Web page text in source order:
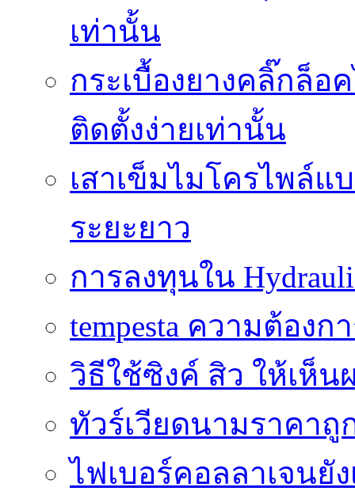
เท่านั้น
กระเบื้องยางคลิ๊กล็อ
ติดตั้งง่ายเท่านั้น
เสาเข็มไมโครไพล์
ระยะยาว
การลงทุนใน
tempesta ความต้อง
วิธีใช้ซิงค์ สิว ให้เห็
ทัวร์เวียดนามราคาถู
ไฟเบอร์คอลลาเจนยั